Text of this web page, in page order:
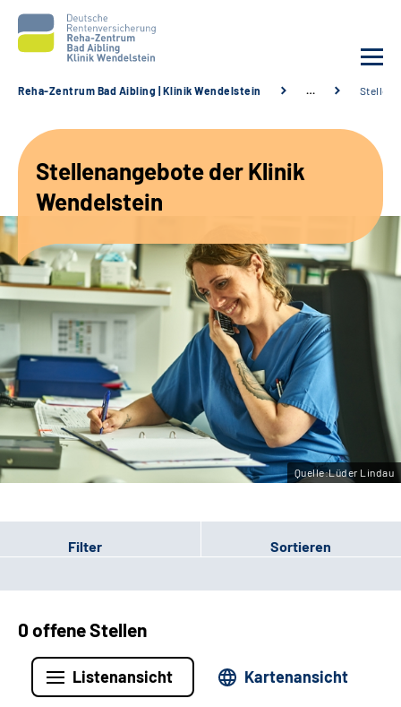
Unsere Angebote
Karriere
Sozialdienste & Zuweisende
Suche
Leichte Sprache
Gebärdensprache
Reha-Zentrum Bad Aibling | Klinik Wendelstein …
Stellenangebote der Klinik
Wendelstein
Quelle:Lüder Lindau
Filter Sortieren
0 offene Stellen
Listenansicht Kartenansicht